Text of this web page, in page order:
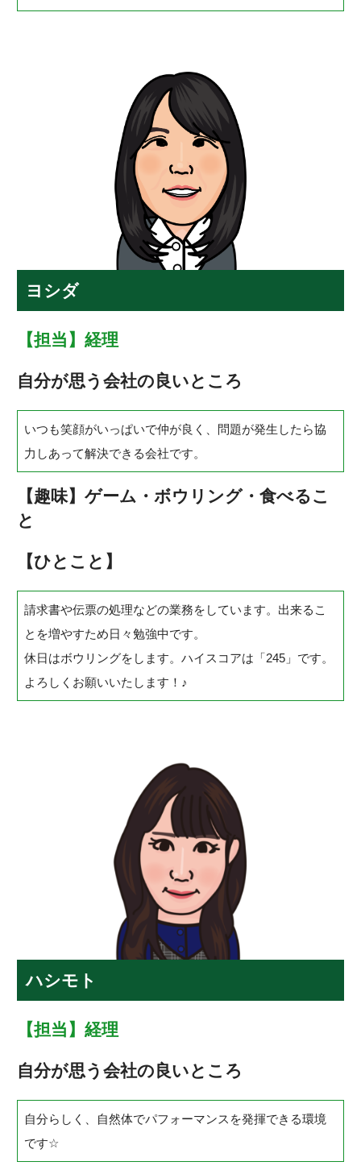
ヨシダ
【担当】経理
自分が思う会社の良いところ
いつも笑顔がいっぱいで仲が良く、問題が発生したら協
力しあって解決できる会社です。
【趣味】ゲーム・ボウリング・食べるこ
と
【ひとこと】
請求書や伝票の処理などの業務をしています。出来るこ
とを増やすため日々勉強中です。
休日はボウリングをします。ハイスコアは「245」です。
よろしくお願いいたします！ ♪
ハシモト
【担当】経理
自分が思う会社の良いところ
自分らしく、自然体でパフォーマンスを発揮できる環境
です☆